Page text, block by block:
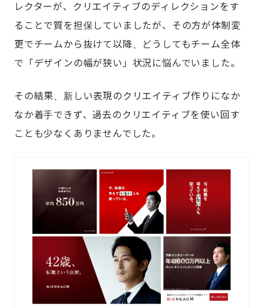
レクターが、クリエイティブのディレクションをす
ることで質を担保していましたが、その方が体制変
更でチームから抜けて以降、どうしてもチーム全体
で「デザインの幅が狭い」状況に悩んでいました。
その結果、新しい表現のクリエイティブ作りになか
なか着手できず、過去のクリエイティブを使い回す
ことも少なくありませんでした。